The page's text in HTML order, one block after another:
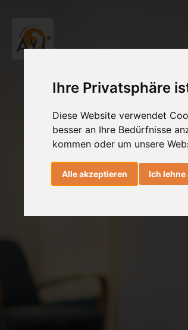
Ihre Privatsphäre
Diese Website verwendet
besser an Ihre Bedürfnisse
kommen oder um unsere
Alle akzeptieren Ich lehne